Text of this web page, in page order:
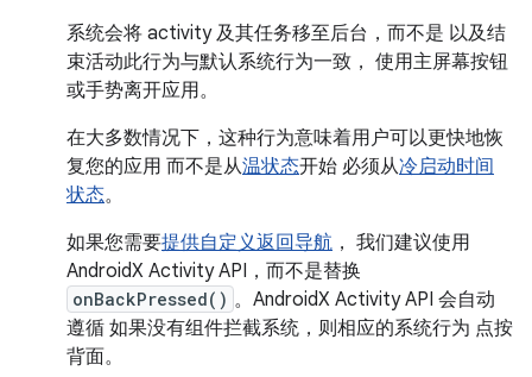
系统会将 activity 及其任务移至后台，而不是 以及结
束活动此行为与默认系统行为一致， 使用主屏幕按钮
或手势离开应用。
在大多数情况下，这种行为意味着用户可以更快地恢
复您的应用 而不是从温状态开始 必须从冷启动时间
状态。
如果您需要提供自定义返回导航 ， 我们建议使用
AndroidX Activity API，而不是替换
onBackPressed() 。AndroidX Activity API 会自动
遵循 如果没有组件拦截系统，则相应的系统行为 点按
背面。